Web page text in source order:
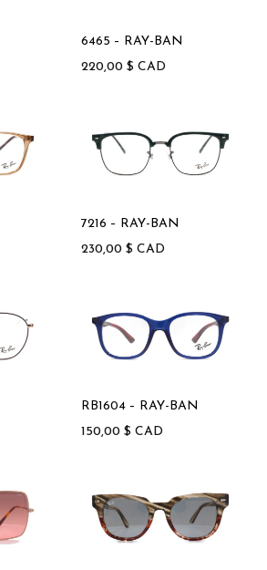
6465 – RAY-BAN
220,00 $ CAD
7216 – RAY-BAN
230,00 $ CAD
RB1604 – RAY-BAN
150,00 $ CAD